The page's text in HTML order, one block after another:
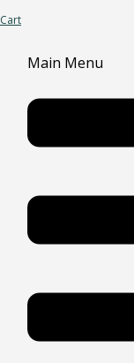
Cart
Main Menu